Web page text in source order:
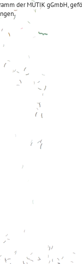
der MUTIK gGmbH,